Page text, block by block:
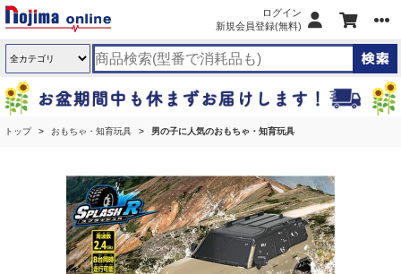
ログイン
新規会員登録(無料)
トップ おもちゃ・知育玩具 男の子に人気のおもちゃ・知育玩具